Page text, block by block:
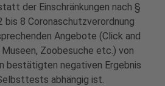
der Einschränkungen nach §
bis 8 Coronaschutzverordnung
Angebote (Click and
Zoobesuche etc.) von
bestätigten negativen Ergebnis
abhängig ist.